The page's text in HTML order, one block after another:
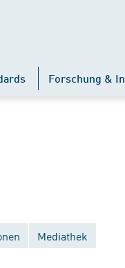
Forschung &
Mediathek